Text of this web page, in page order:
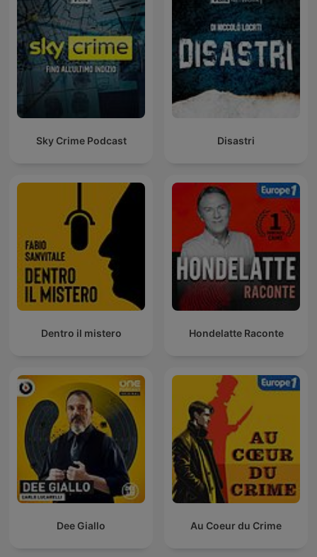
Sky Crime Podcast Disastri
Dentro il mistero Hondelatte Raconte
Dee Giallo Au Coeur du Crime